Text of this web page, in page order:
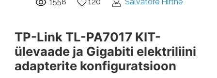
1558 120 Salvatore Hirthe
TP-Link TL-PA7017 KIT-
ülevaade ja Gigabiti elektriliini
adapterite konfiguratsioon